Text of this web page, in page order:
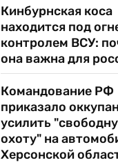
Кинбурнская коса
находится под
контролем ВСУ:
она важна для
Командование РФ
приказало
усилить
охоту" на
Херсонской